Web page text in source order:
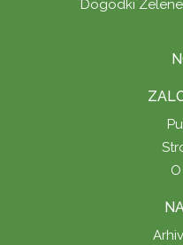
Dogodki